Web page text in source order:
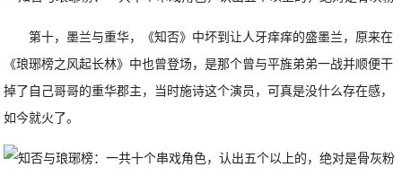
第十，墨兰与重华，《知否》中坏到让人牙痒痒的盛墨兰，原来在
《琅琊榜之风起长林》中也曾登场，是那个曾与平旌弟弟一战并顺便干
掉了自己哥哥的重华郡主，当时施诗这个演员，可真是没什么存在感，
如今就火了。